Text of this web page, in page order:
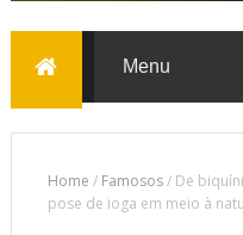
Home / Famosos/ De
pose de ioga em meio à